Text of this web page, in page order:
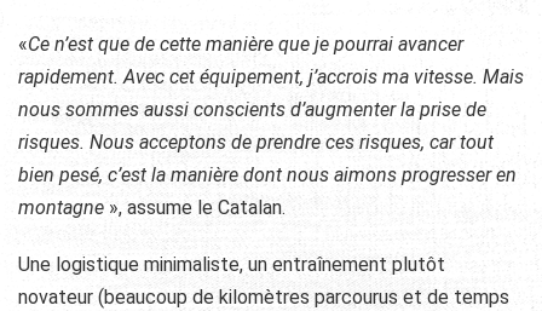
«Ce n’est que de cette manière que je pourrai avancer
rapidement. Avec cet équipement, j’accrois ma vitesse. Mais
nous sommes aussi conscients d’augmenter la prise de
risques. Nous acceptons de prendre ces risques, car tout
bien pesé, c’est la manière dont nous aimons progresser en
montagne », assume le Catalan.
Une logistique minimaliste, un entraînement plutôt
novateur (beaucoup de kilomètres parcourus et de temps